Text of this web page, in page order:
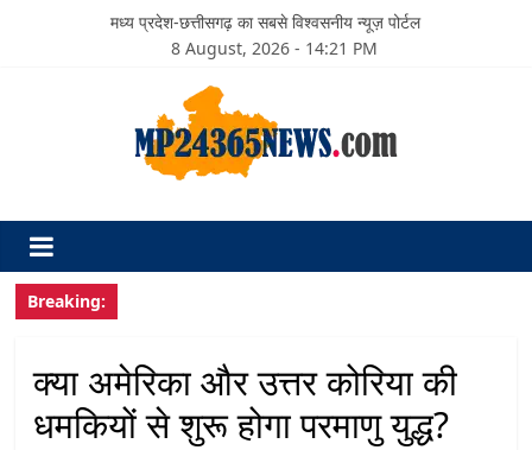
मध्य प्रदेश-छत्तीसगढ़ का सबसे विश्वसनीय न्यूज़ पोर्टल
8 August, 2026 - 14:21 PM
Breaking:
क्या अमेरिका और उत्तर कोरिया की
धमकियों से शुरू होगा परमाणु युद्ध?